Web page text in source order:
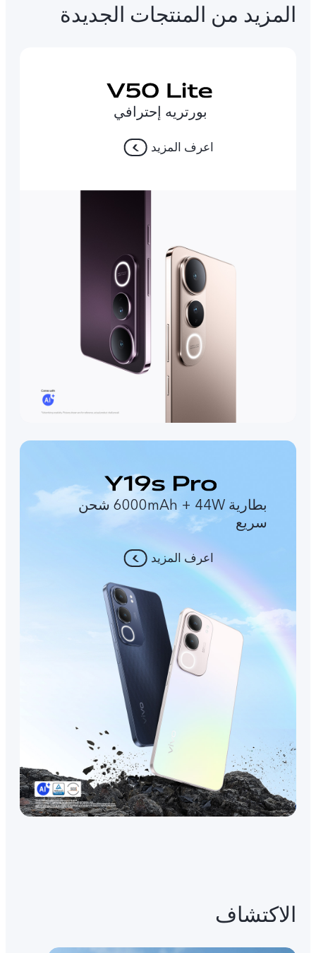
المزيد من المنتجات الجديدة
بورتريه إحترافي
اعرف المزيد
بطارية 6000mAh + 44W شحن
سريع
اعرف المزيد
الاكتشاف